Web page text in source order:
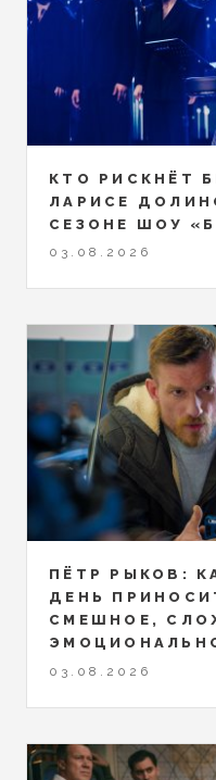
КТО РИСКНЁТ
ЛАРИСЕ
СЕЗОНЕ ШОУ
03.08.2026
ПЁТР РЫКОВ:
ДЕНЬ
СМЕШНОЕ,
03.08.2026